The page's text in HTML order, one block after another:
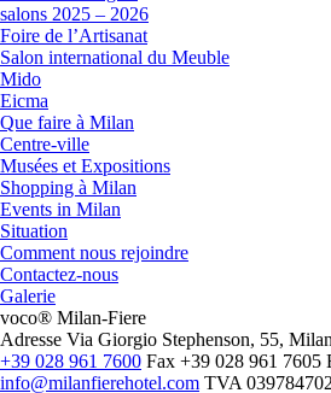
salons 2025 – 2026
Foire de l’Artisanat
Salon international du Meuble
Mido
Eicma
Que faire à Milan
Centre-ville
Musées et Expositions
Shopping à Milan
Events in Milan
Situation
Comment nous rejoindre
Contactez-nous
Galerie
voco® Milan-Fiere
Adresse Via Giorgio Stephenson, 55,
+39 028 961 7600 Fax +39 028 961 7605
info@milanfierehotel.com TVA